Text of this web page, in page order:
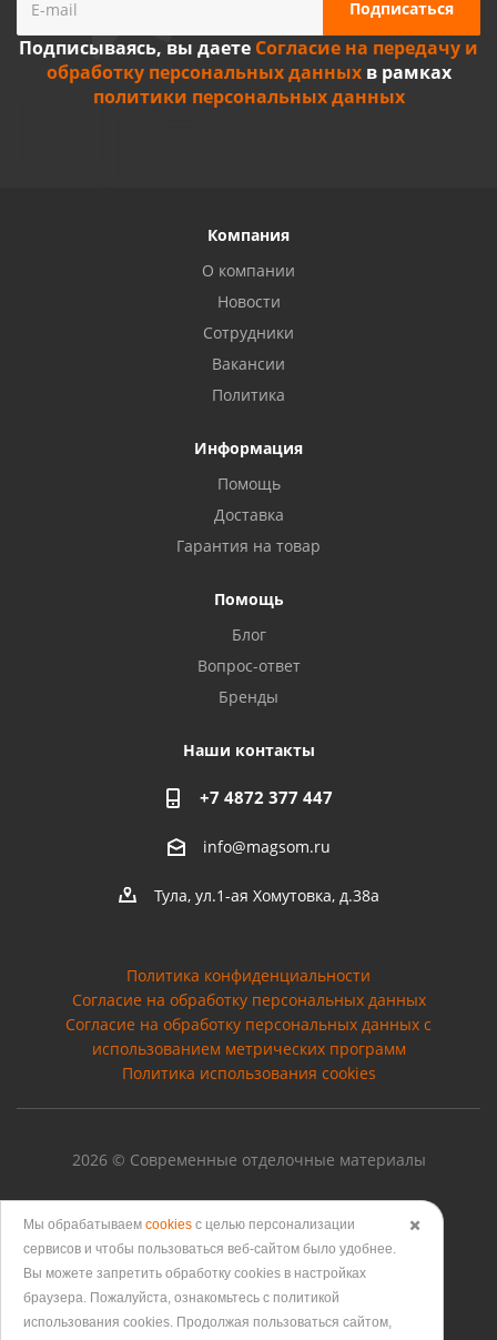
Подписываясь, вы даете Согласие на передачу и
обработку персональных данныхв рамках
политики персональных данных
Компания
О компании
Новости
Сотрудники
Вакансии
Политика
Информация
Помощь
Доставка
Гарантия на товар
Помощь
Блог
Вопрос-ответ
Бренды
Наши контакты
+7 4872 377 447
info@magsom.ru
Тула, ул.1-ая Хомутовка, д.38а
Политика конфиденциальности
Согласие на обработку персональных данных
Cогласие на обработку персональных данных с
использованием метрических программ
Политика использования cookies
2026 © Современные отделочные материалы
Версия для печати
✖️
Мы обрабатываем cookies с целью персонализации
сервисов и чтобы пользоваться веб-сайтом было удобнее.
Вы можете запретить обработку сookies в настройках
браузера. Пожалуйста, ознакомьтесь с политикой
использования cookies. Продолжая пользоваться сайтом,